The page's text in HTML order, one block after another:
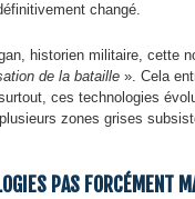
changé.
historien militaire, cette
de la bataille ». Cela
ces technologies
zones grises
PAS FORCÉMENT